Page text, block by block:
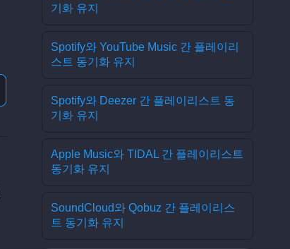
기화 유지
Spotify와 YouTube Music 간 플레이리
스트 동기화 유지
Spotify와 Deezer 간 플레이리스트 동
기화 유지
Apple Music와 TIDAL 간 플레이리스트
동기화 유지
SoundCloud와 Qobuz 간 플레이리스
트 동기화 유지